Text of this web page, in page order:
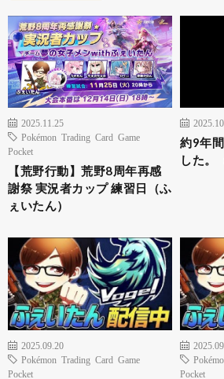
2025.11.25
Pokémon Trading Card Game
Pocket
【荒野行動】荒野8周年再感
謝祭 実況者カップ 練習日（ふ
ぇいたん）
約9年
した。
2025.09.20
Pokémon Trading Card Game
Pocket
Pocket